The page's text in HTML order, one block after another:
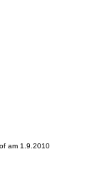
am 1.9.2010